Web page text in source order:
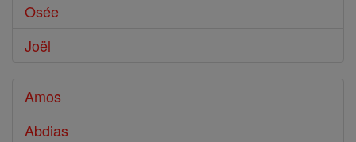
Osée
Joël
Amos
Abdias